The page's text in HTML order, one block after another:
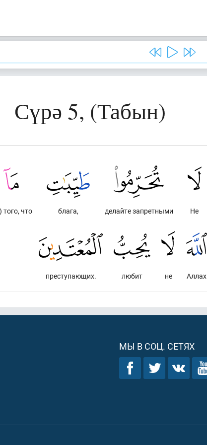
Сүрә 5, (Табын)
Не
делайте запретными
блага,
того, что
Аллах
не
любит
преступающих.
МЫ В СОЦ. СЕТЯХ